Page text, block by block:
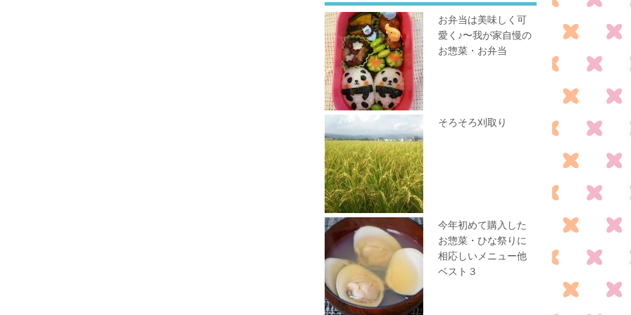
お弁当は美味しく可
愛く♪〜我が家自慢の
お惣菜・お弁当
そろそろ刈取り
今年初めて購入した
お惣菜・ひな祭りに
相応しいメニュー他
ベスト３